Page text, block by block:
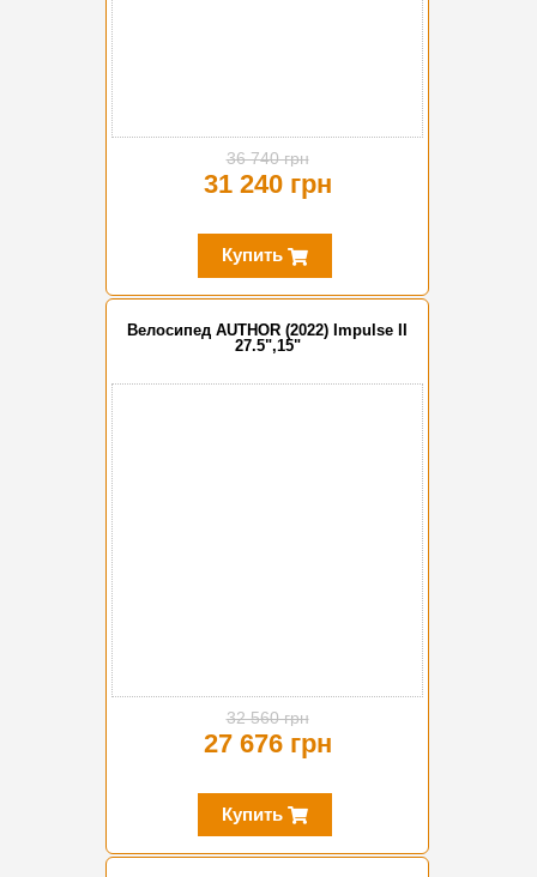
36 740 грн
31 240 грн
Купить
Велосипед AUTHOR (2022) Impulse II
27.5",15"
32 560 грн
27 676 грн
Купить